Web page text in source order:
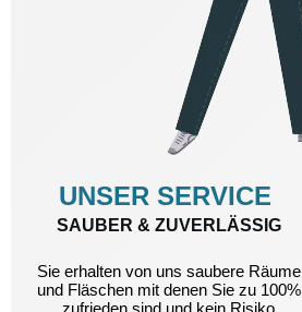
UNSER SERVICE
SAUBER & ZUVERLÄSSIG
Sie erhalten von uns saubere Räume
und Fläschen mit denen Sie zu 100%
zufrieden sind und kein Risiko